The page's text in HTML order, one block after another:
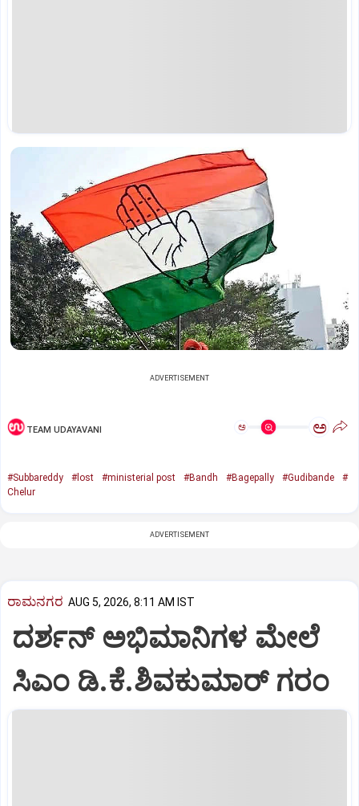
ADVERTISEMENT
TEAM UDAYAVANI ಅ ಅ
#Subbareddy #lost #ministerial post #Bandh #Bagepally #Gudibande
#
Chelur
ADVERTISEMENT
ರಾಮನಗರ AUG 5, 2026, 8:11 AM IST
ದರ್ಶನ್ ಅಭಿಮಾನಿಗಳ ಮೇಲೆ
ಸಿಎಂ ಡಿ.ಕೆ.ಶಿವಕುಮಾರ್ ಗರಂ